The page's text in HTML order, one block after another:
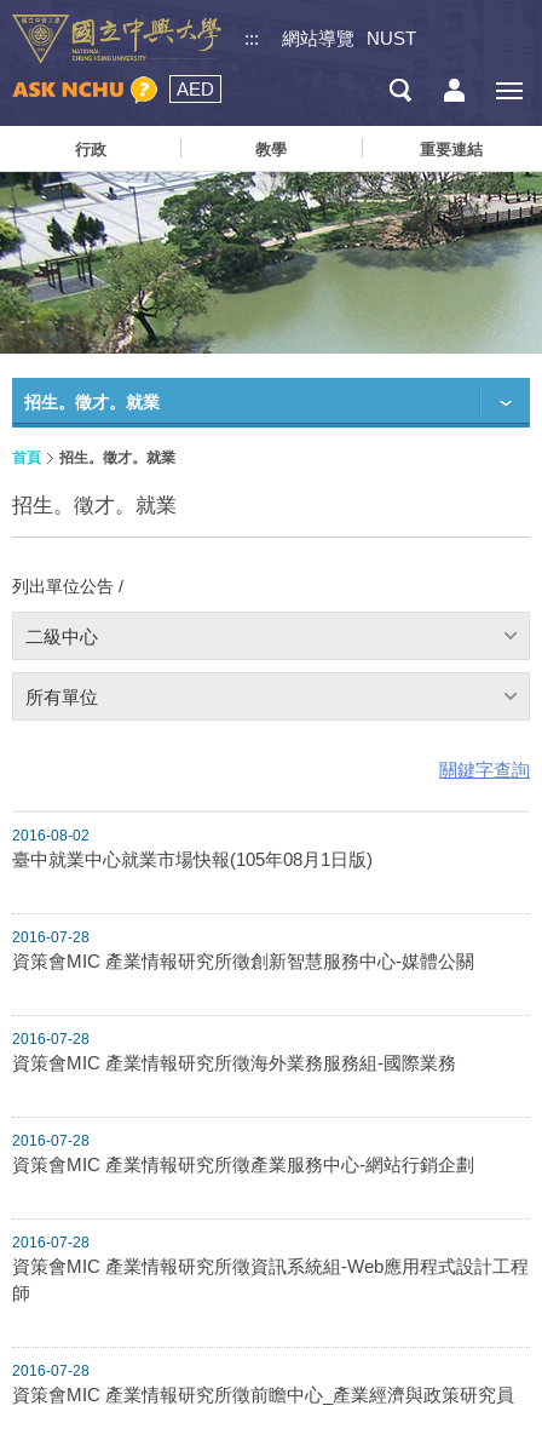
::: 網站導覽 NUST
AED
行政 教學 重要連結
招生。徵才。就業
首頁 招生。徵才。就業
招生。徵才。就業
列出單位公告 /
二級中心
所有單位
關鍵字查詢
2016-08-02
臺中就業中心就業市場快報(105年08月1日版)
2016-07-28
資策會MIC 產業情報研究所徵創新智慧服務中心-媒體公關
2016-07-28
資策會MIC 產業情報研究所徵海外業務服務組-國際業務
2016-07-28
資策會MIC 產業情報研究所徵產業服務中心-網站行銷企劃
2016-07-28
資策會MIC 產業情報研究所徵資訊系統組-Web應用程式設計工程
師
2016-07-28
資策會MIC 產業情報研究所徵前瞻中心_產業經濟與政策研究員